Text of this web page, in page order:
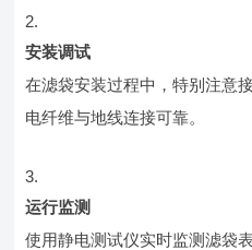
安装调试
在滤袋安装过程中，特别注意
电纤维与地线连接可靠。
运行监测
使用静电测试仪实时监测滤袋